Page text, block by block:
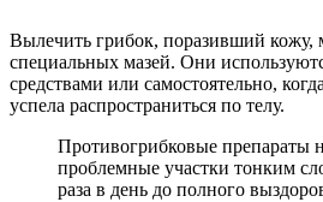
Вылечить грибок, поразивший
специальных мазей. Они
средствами или самостоятельно,
успела распространиться по телу.
Противогрибковые препараты
проблемные участки тонким
раза в день до полного